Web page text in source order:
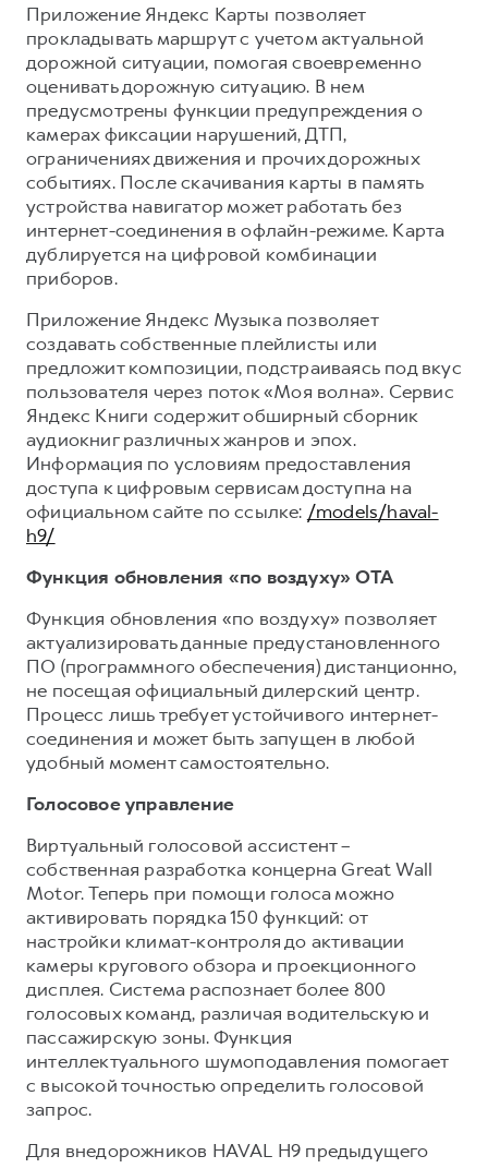
Приложение Яндекс Карты позволяет
прокладывать маршрут с учетом актуальной
дорожной ситуации, помогая своевременно
оценивать дорожную ситуацию. В нем
предусмотрены функции предупреждения о
камерах фиксации нарушений, ДТП,
ограничениях движения и прочих дорожных
событиях. После скачивания карты в память
устройства навигатор может работать без
интернет-соединения в офлайн-режиме. Карта
дублируется на цифровой комбинации
приборов.
Приложение Яндекс Музыка позволяет
создавать собственные плейлисты или
предложит композиции, подстраиваясь под вкус
пользователя через поток «Моя волна». Сервис
Яндекс Книги содержит обширный сборник
аудиокниг различных жанров и эпох.
Информация по условиям предоставления
доступа к цифровым сервисам доступна на
официальном сайте по ссылке: /models/haval-
h9/
Функция обновления «по воздуху» OTA
Функция обновления «по воздуху» позволяет
актуализировать данные предустановленного
ПО (программного обеспечения) дистанционно,
не посещая официальный дилерский центр.
Процесс лишь требует устойчивого интернет-
соединения и может быть запущен в любой
удобный момент самостоятельно.
Голосовое управление
Виртуальный голосовой ассистент –
собственная разработка концерна Great Wall
Motor. Теперь при помощи голоса можно
активировать порядка 150 функций: от
настройки климат-контроля до активации
камеры кругового обзора и проекционного
дисплея. Система распознает более 800
голосовых команд, различая водительскую и
пассажирскую зоны. Функция
интеллектуального шумоподавления помогает
с высокой точностью определить голосовой
запрос.
Для внедорожников HAVAL H9 предыдущего